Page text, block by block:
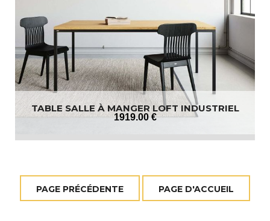
TABLE SALLE À MANGER LOFT INDUSTRIEL
1919.00 €